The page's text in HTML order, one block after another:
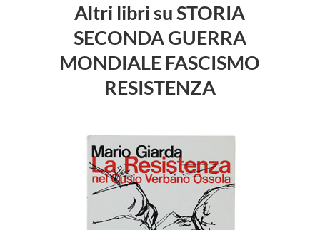
Altri libri su STORIA
SECONDA GUERRA
MONDIALE FASCISMO
RESISTENZA